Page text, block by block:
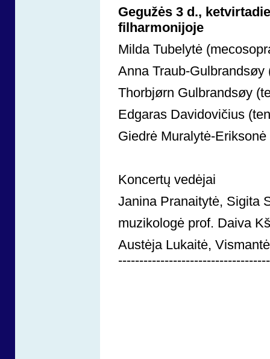
Gegužės 3 d.,
filharmonijoje
Milda Tubelytė
Anna Traub-
Thorbjørn Gulbrandsøy
Edgaras Davidovičius
Giedrė Muralytė-
Koncertų vedėjai
Janina Pranaitytė, Sigita
muzikologė prof. Daiva
Austėja Lukaitė,